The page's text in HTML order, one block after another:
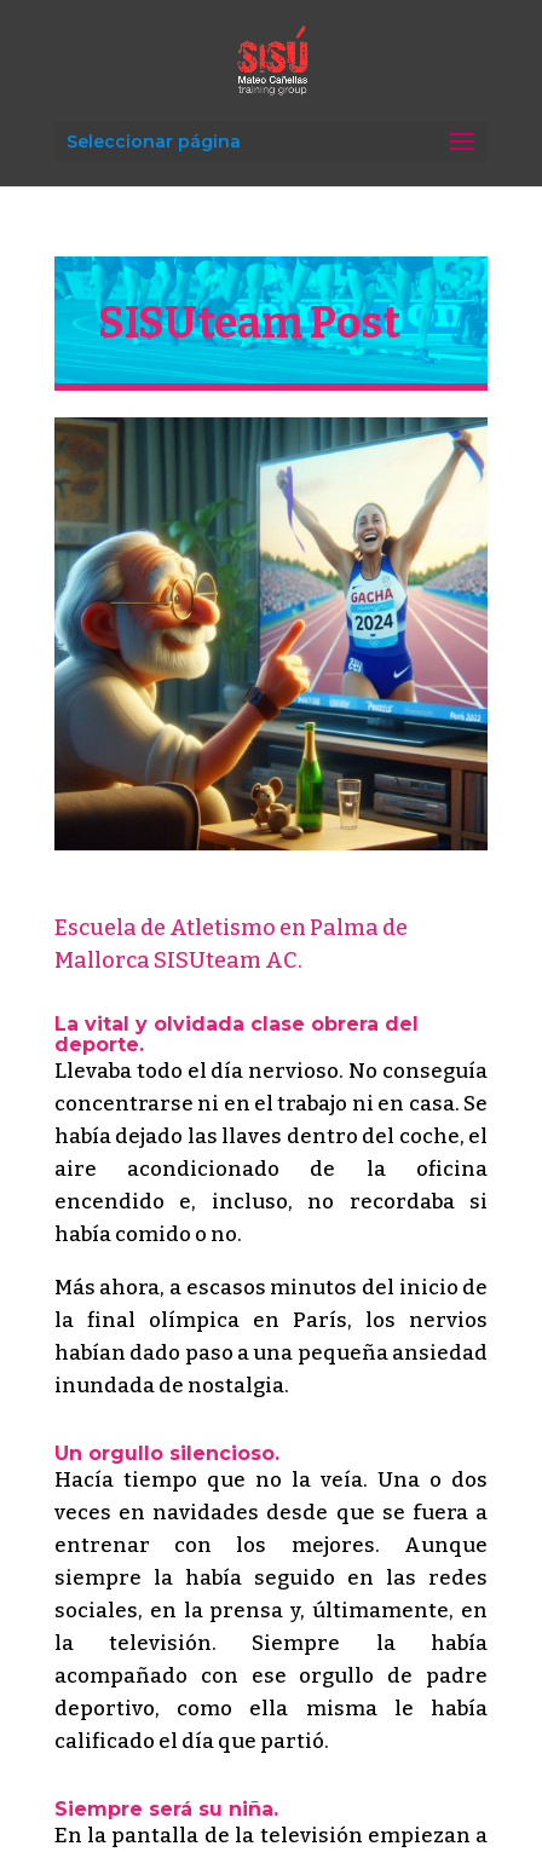
Seleccionar página
SISUteam Post
Escuela de Atletismo en Palma de
Mallorca SISUteam AC.
La vital y olvidada clase obrera del
deporte.
Llevaba todo el día nervioso. No conseguía
concentrarse ni en el trabajo ni en casa. Se
había dejado las llaves dentro del coche, el
aire acondicionado de la oficina
encendido e, incluso, no recordaba si
había comido o no.
Más ahora, a escasos minutos del inicio de
la final olímpica en París, los nervios
habían dado paso a una pequeña ansiedad
inundada de nostalgia.
Un orgullo silencioso.
Hacía tiempo que no la veía. Una o dos
veces en navidades desde que se fuera a
entrenar con los mejores. Aunque
siempre la había seguido en las redes
sociales, en la prensa y, últimamente, en
la televisión. Siempre la había
acompañado con ese orgullo de padre
deportivo, como ella misma le había
calificado el día que partió.
Siempre será su niña.
En la pantalla de la televisión empiezan a